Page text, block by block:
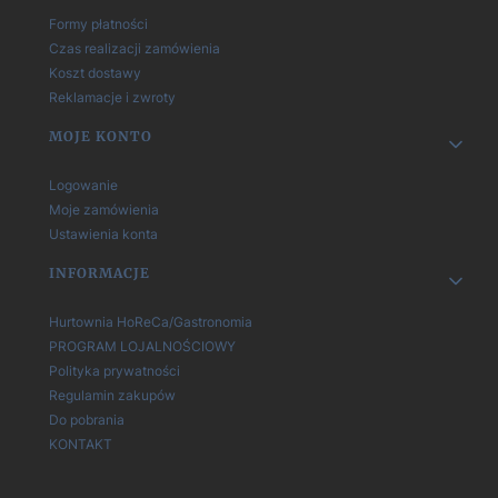
Formy płatności
Czas realizacji zamówienia
Koszt dostawy
Reklamacje i zwroty
MOJE KONTO
Logowanie
Moje zamówienia
Ustawienia konta
INFORMACJE
Hurtownia HoReCa/Gastronomia
PROGRAM LOJALNOŚCIOWY
Polityka prywatności
Regulamin zakupów
Do pobrania
KONTAKT